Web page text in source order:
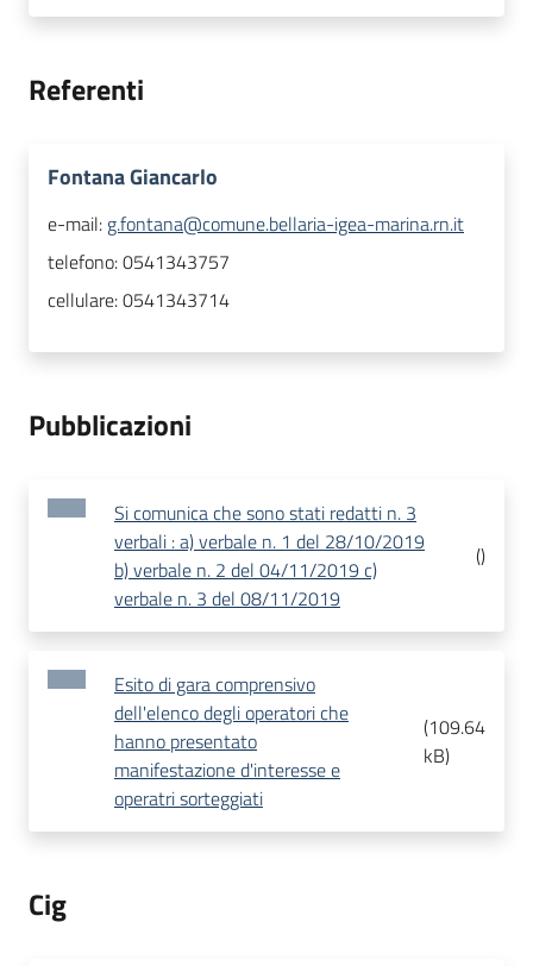
Referenti
Fontana Giancarlo
e-mail: g.fontana@comune.bellaria-igea-marina.rn.it
telefono:0541343757
cellulare:0541343714
Pubblicazioni
Si comunica che sono stati redatti n. 3
verbali : a) verbale n. 1 del 28/10/2019
b) verbale n. 2 del 04/11/2019 c)
verbale n. 3 del 08/11/2019
()
Esito di gara comprensivo
dell'elenco degli operatori che
hanno presentato
manifestazione d'interesse e
operatri sorteggiati
(109.64
kB)
Cig